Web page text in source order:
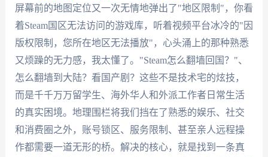
屏幕前的地图定位又一次无情地弹出了"地区限制"，你看
着Steam国区无法访问的游戏库，听着视频平台冰冷的"因
版权限制，您所在地区无法播放"，心头涌上的那种熟悉
又烦躁的无力感，我太懂了。"Steam怎么翻墙回国？"、
怎么翻墙到大陆？看国产剧？这些不是技术宅的炫技，
而是千千万万留学生、海外华人和外派工作者日常生活
的真实困境。地理围栏将我们挡在了熟悉的娱乐、社交
和消费圈之外，账号锁区、服务限制、甚至亲人远程操
作都需要一道无形的桥。解决的核心，就是找到一条真